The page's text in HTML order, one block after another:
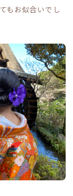
もお似合いでし